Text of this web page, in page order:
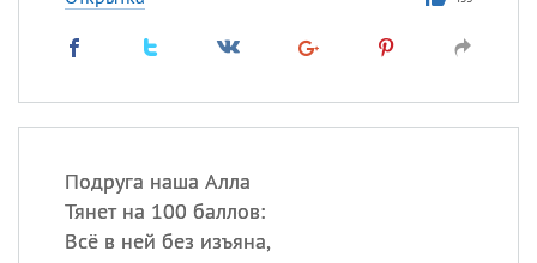
Подруга наша Алла
Тянет на 100 баллов:
Всё в ней без изъяна,